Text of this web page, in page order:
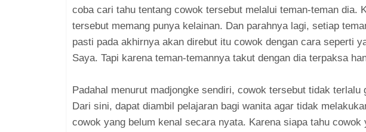
coba cari tahu tentang cowok tersebut melalui teman-teman dia.
tersebut memang punya kelainan. Dan parahnya lagi, setiap
pasti pada akhirnya akan direbut itu cowok dengan cara seperti
Saya. Tapi karena teman-temannya takut dengan dia terpaksa
Padahal menurut madjongke sendiri, cowok tersebut tidak terlalu
Dari sini, dapat diambil pelajaran bagi wanita agar tidak
cowok yang belum kenal secara nyata. Karena siapa tahu cowok